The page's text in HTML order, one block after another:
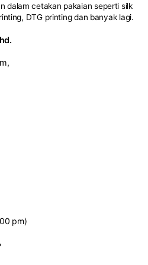
hadiah korporat yang lebih
dalam cetakan pakaian seperti silk
DTG printing dan banyak lagi.
pm)